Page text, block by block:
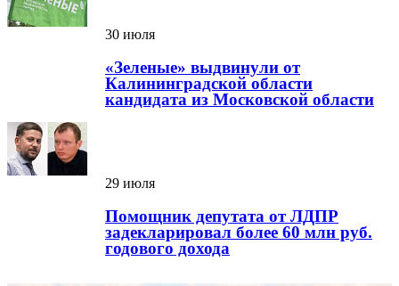
30 июля
«Зеленые» выдвинули от
Калининградской области
кандидата из Московской области
29 июля
Помощник депутата от ЛДПР
задекларировал более 60 млн руб.
годового дохода